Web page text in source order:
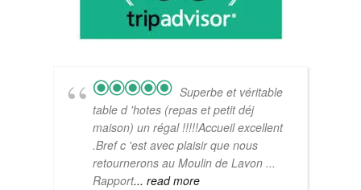
Superbe et véritable
table d 'hotes (repas et petit déj
maison) un régal !!!!!Accueil excellent
.Bref c 'est avec plaisir que nous
retournerons au Moulin de Lavon ...
Rapport... read more